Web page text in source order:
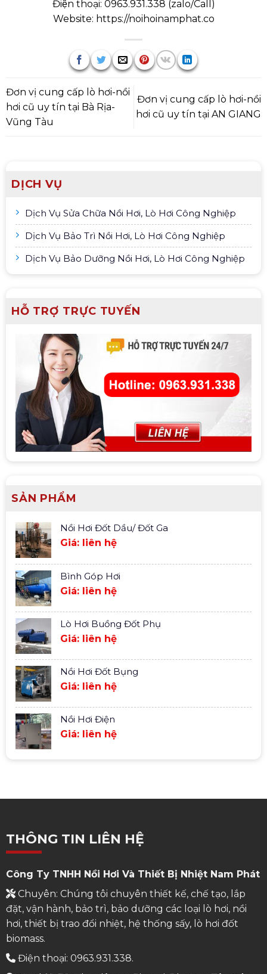
DỊCH VỤ
Dịch Vụ Sửa Chữa Nồi Hơi, Lò Hơi Công Nghiệp
Dịch Vụ Bảo Trì Nồi Hơi, Lò Hơi Công Nghiệp
Dịch Vụ Bảo Dưỡng Nồi Hơi, Lò Hơi Công Nghiệp
HỖ TRỢ TRỰC TUYẾN
SẢN PHẨM
Nồi Hơi Đốt Dầu/ Đốt Ga
Giá: liên hệ
Bình Góp Hơi
Giá: liên hệ
Lò Hơi Buồng Đốt Phụ
Giá: liên hệ
Nồi Hơi Đốt Bụng
Giá: liên hệ
Nồi Hơi Điện
Giá: liên hệ
Điện thoại: 0963.931.338 (zalo/Call )
Website: https://noihoinamphat.co
Đơn vị cung cấp lò hơi-nồi
hơi cũ uy tín tại Bà Rịa-
Vũng Tàu
Đơn vị cung cấp lò hơi-nồi
hơi cũ uy tín tại AN GIANG
THÔNG TIN LIÊN HỆ
Công Ty TNHH Nồi Hơi Và Thiết Bị Nhiệt Nam Phát
Chuyên: Chúng tôi chuyên thiết kế, chế tạo, lắp
đặt, vận hành, bảo trì, bảo dưỡng các loại lò hơi, nồi
hơi, thiết bị trao đổi nhiệt, hệ thống sấy, lò hơi đốt
biomass.
Điện thoại: 0963.931.338.